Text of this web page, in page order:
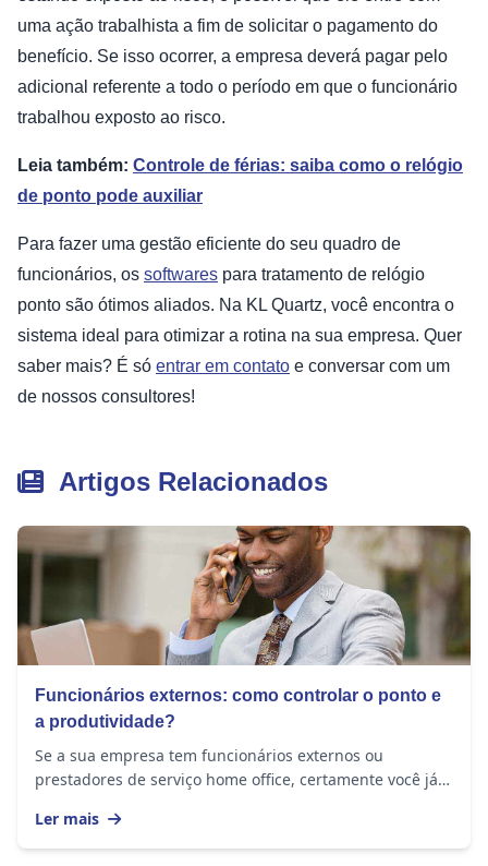
uma ação trabalhista a fim de solicitar o pagamento do
benefício. Se isso ocorrer, a empresa deverá pagar pelo
adicional referente a todo o período em que o funcionário
trabalhou exposto ao risco.
Leia também: Controle de férias: saiba como o relógio
de ponto pode auxiliar
Para fazer uma gestão eficiente do seu quadro de
funcionários, os softwares para tratamento de relógio
ponto são ótimos aliados. Na KL Quartz, você encontra o
sistema ideal para otimizar a rotina na sua empresa. Quer
saber mais? É só entrar em contato e conversar com um
de nossos consultores!
Artigos Relacionados
Funcionários externos: como controlar o ponto e
a produtividade?
Se a sua empresa tem funcionários externos ou
prestadores de serviço home office, certamente você já
Ler mais